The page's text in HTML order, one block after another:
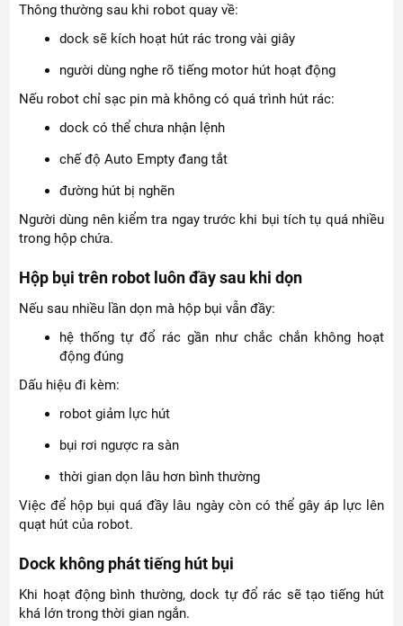
Thông thường sau khi robot quay về:
dock sẽ kích hoạt hút rác trong vài giây
người dùng nghe rõ tiếng motor hút hoạt động
Nếu robot chỉ sạc pin mà không có quá trình hút rác:
dock có thể chưa nhận lệnh
chế độ Auto Empty đang tắt
đường hút bị nghẽn
Người dùng nên kiểm tra ngay trước khi bụi tích tụ quá nhiều
trong hộp chứa.
Hộp bụi trên robot luôn đầy sau khi dọn
Nếu sau nhiều lần dọn mà hộp bụi vẫn đầy:
hệ thống tự đổ rác gần như chắc chắn không hoạt
động đúng
Dấu hiệu đi kèm:
robot giảm lực hút
bụi rơi ngược ra sàn
thời gian dọn lâu hơn bình thường
Việc để hộp bụi quá đầy lâu ngày còn có thể gây áp lực lên
quạt hút của robot.
Dock không phát tiếng hút bụi
Khi hoạt động bình thường, dock tự đổ rác sẽ tạo tiếng hút
khá lớn trong thời gian ngắn.